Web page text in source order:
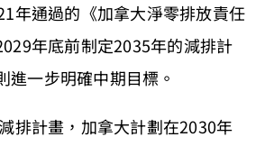
年通過的《加拿大淨零排放責任
年底前制定2035年的減排計
進一步明確中期目標。
排計畫，加拿大計劃在2030年